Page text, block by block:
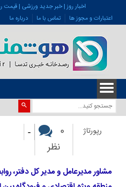
اخبار روز | خبر جدید ورزشی | قیمت
اعتبارات و مجوز ها
تماس با ما درباره ما
رپورتاژ
0
نظر
-
مشاور مدیرعامل و مدیر کل دفتر،